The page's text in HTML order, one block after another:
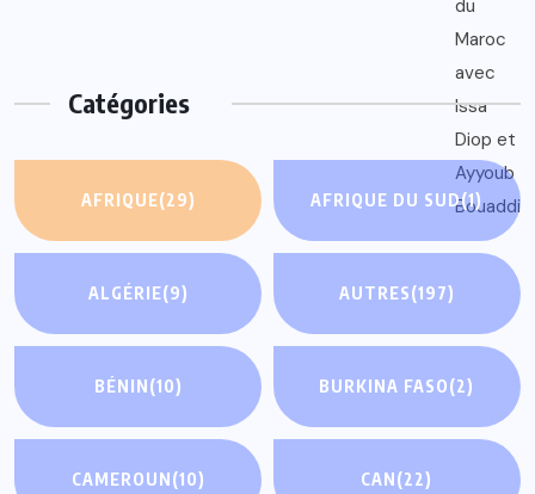
Catégories
AFRIQUE(29) AFRIQUE DU SUD(1)
ALGÉRIE(9) AUTRES(197)
BÉNIN(10) BURKINA FASO(2)
CAMEROUN(10) CAN(22)